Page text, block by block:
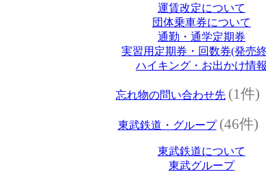
運賃改定について
団体乗車券について
通勤・通学定期券
実習用定期券・回数券(発売
ハイキング・お出かけ情報
忘れ物の問い合わせ先 (1件)
東武鉄道・グループ (46件)
東武鉄道について
東武グループ